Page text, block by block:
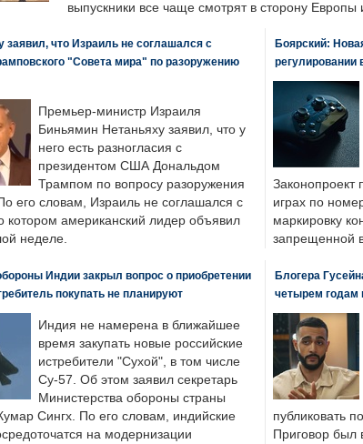
выпускники все чаще смотрят в сторону Европы
заявил, что Израиль не соглашался с
"Совета мира" по разоружению
Премьер-министр Израиля
Биньямин Нетаньяху заявил, что у
него есть разногласия с
президентом США Дональдом
Трампом по вопросу разоружения
его словам, Израиль не соглашался с
котором американский лидер объявил
неделе.
Боярский:
регулировании
Законопроект
играх по
маркировку
запрещенной
Индии закрыл вопрос о приобретении
покупать не планируют
Индия не намерена в ближайшее
время закупать новые российские
истребители "Сухой", в том числе
Су-57. Об этом заявил секретарь
Министерства обороны страны
Сингх. По его словам, индийские
на модернизации
Блогера
четырем годам
публиковать
Приговор был